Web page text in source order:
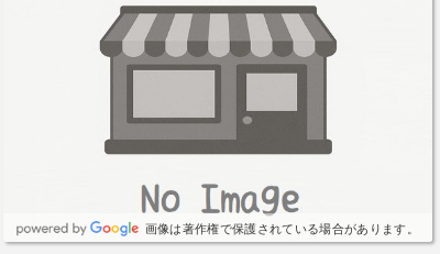
画像は著作権で保護されている場合があります。